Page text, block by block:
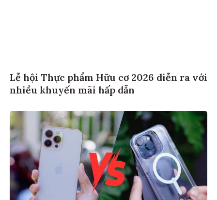
Lễ hội Thực phẩm Hữu cơ 2026 diễn ra với
nhiều khuyến mãi hấp dẫn